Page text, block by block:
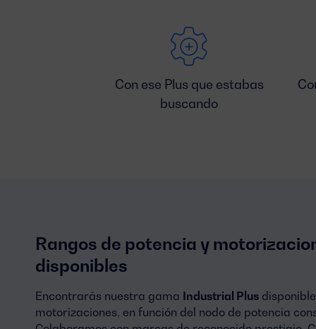
Con ese Plus que estabas
buscando
Rangos de potencia y
disponibles
Encontrarás nuestra gama Industrial Plus
motorizaciones, en función del nodo de potencia